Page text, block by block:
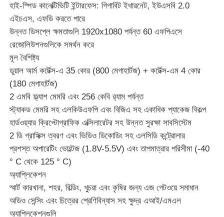
EEPROM চিপ
পিএসআরএএম চিপ
SRAM চিপ
বা ফ্ল্যাশ
ইপিআরওএম আইসি
UART IC
এডিসি ডিএসি
হাই-স্পিড কানেক্টিভিটি ইন্টারফেস: গিগাবিট ইথারনেট, ইউএসবি 2.0
এইচএস, এফডি করতে পারে
উন্নত ডিসপ্লে ক্ষমতাগুলি 1920x1080 পর্যন্ত 60 এফপিএসে
রেজোলিউশনগুলিকে সমর্থন করে
মূল বৈশিষ্ট্য
ডুয়াল আর্ম কর্টেক্স-এ 35 কোর (800 মেগাহার্টজ) + কর্টেক্স-এম 4 কোর
(180 মেগাহার্টজ)
2 এমবি ফ্ল্যাশ মেমরি এবং 256 কেবি র‌্যাম পর্যন্ত
স্ট্যাকড মেমরি সহ এলকিউএফপি এবং বিজিএ সহ একাধিক প্যাকেজ বিকল্প
হার্ডওয়্যার ক্রিপ্টোগ্রাফিক এক্সিলারেটর সহ উন্নত সুরক্ষা সাবসিস্টেম
2 ডি গ্রাফিক্স ত্বরণ এবং ভিডিও ডিকোডিং সহ এলসিডি কন্ট্রোলার
প্রশস্ত অপারেটিং ভোল্টেজ (1.8V-5.5V) এবং তাপমাত্রার পরিসীমা (-40
° C থেকে 125 ° C)
অ্যাপ্লিকেশন
স্মার্ট কারখানা, শহর, বিল্ডিং, খুচরা এবং কৃষির জন্য এজ গেটওয়ে সমাধান
অডিও সেন্সিং এবং চিত্রের শ্রেণিবিন্যাস সহ ক্ষুদ্র এআই/এমএল
অ্যাপ্লিকেশনগুলি